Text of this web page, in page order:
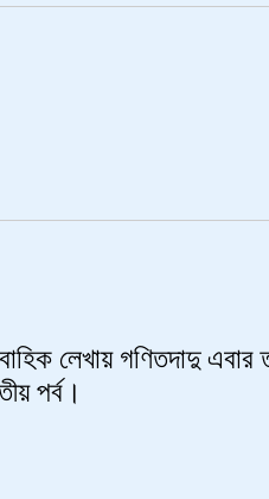
লেখায় গণিতদাদু
পর্ব।